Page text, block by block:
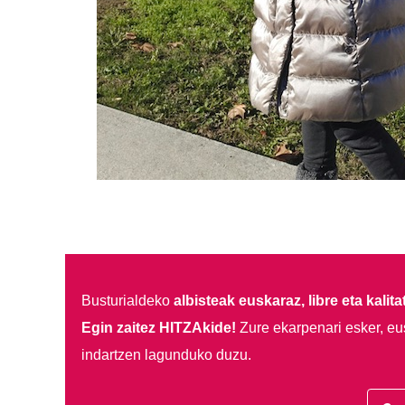
Busturialdeko albisteak euskaraz, libre eta
Egin zaitez HITZAkide! Zure ekarpenari esker,
indartzen lagunduko duzu.